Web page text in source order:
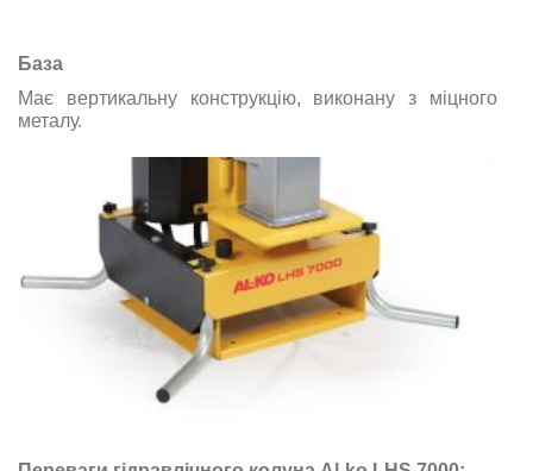
База
Має вертикальну конструкцію, виконану з міцного
металу.